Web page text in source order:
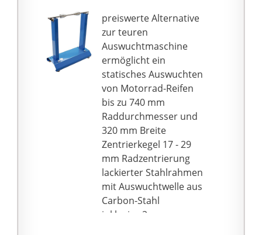
preiswerte Alternative
zur teuren
Auswuchtmaschine
ermöglicht ein
statisches Auswuchten
von Motorrad-Reifen
bis zu 740 mm
Raddurchmesser und
320 mm Breite
Zentrierkegel 17 - 29
mm Radzentrierung
lackierter Stahlrahmen
mit Auswuchtwelle aus
Carbon-Stahl
inklusive 2